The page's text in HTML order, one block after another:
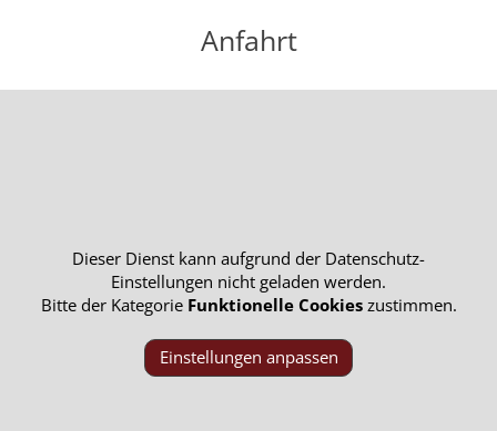
Anfahrt
Dieser Dienst kann aufgrund der Datenschutz-
Einstellungen nicht geladen werden.
Bitte der Kategorie Funktionelle Cookieszustimmen.
Einstellungen anpassen